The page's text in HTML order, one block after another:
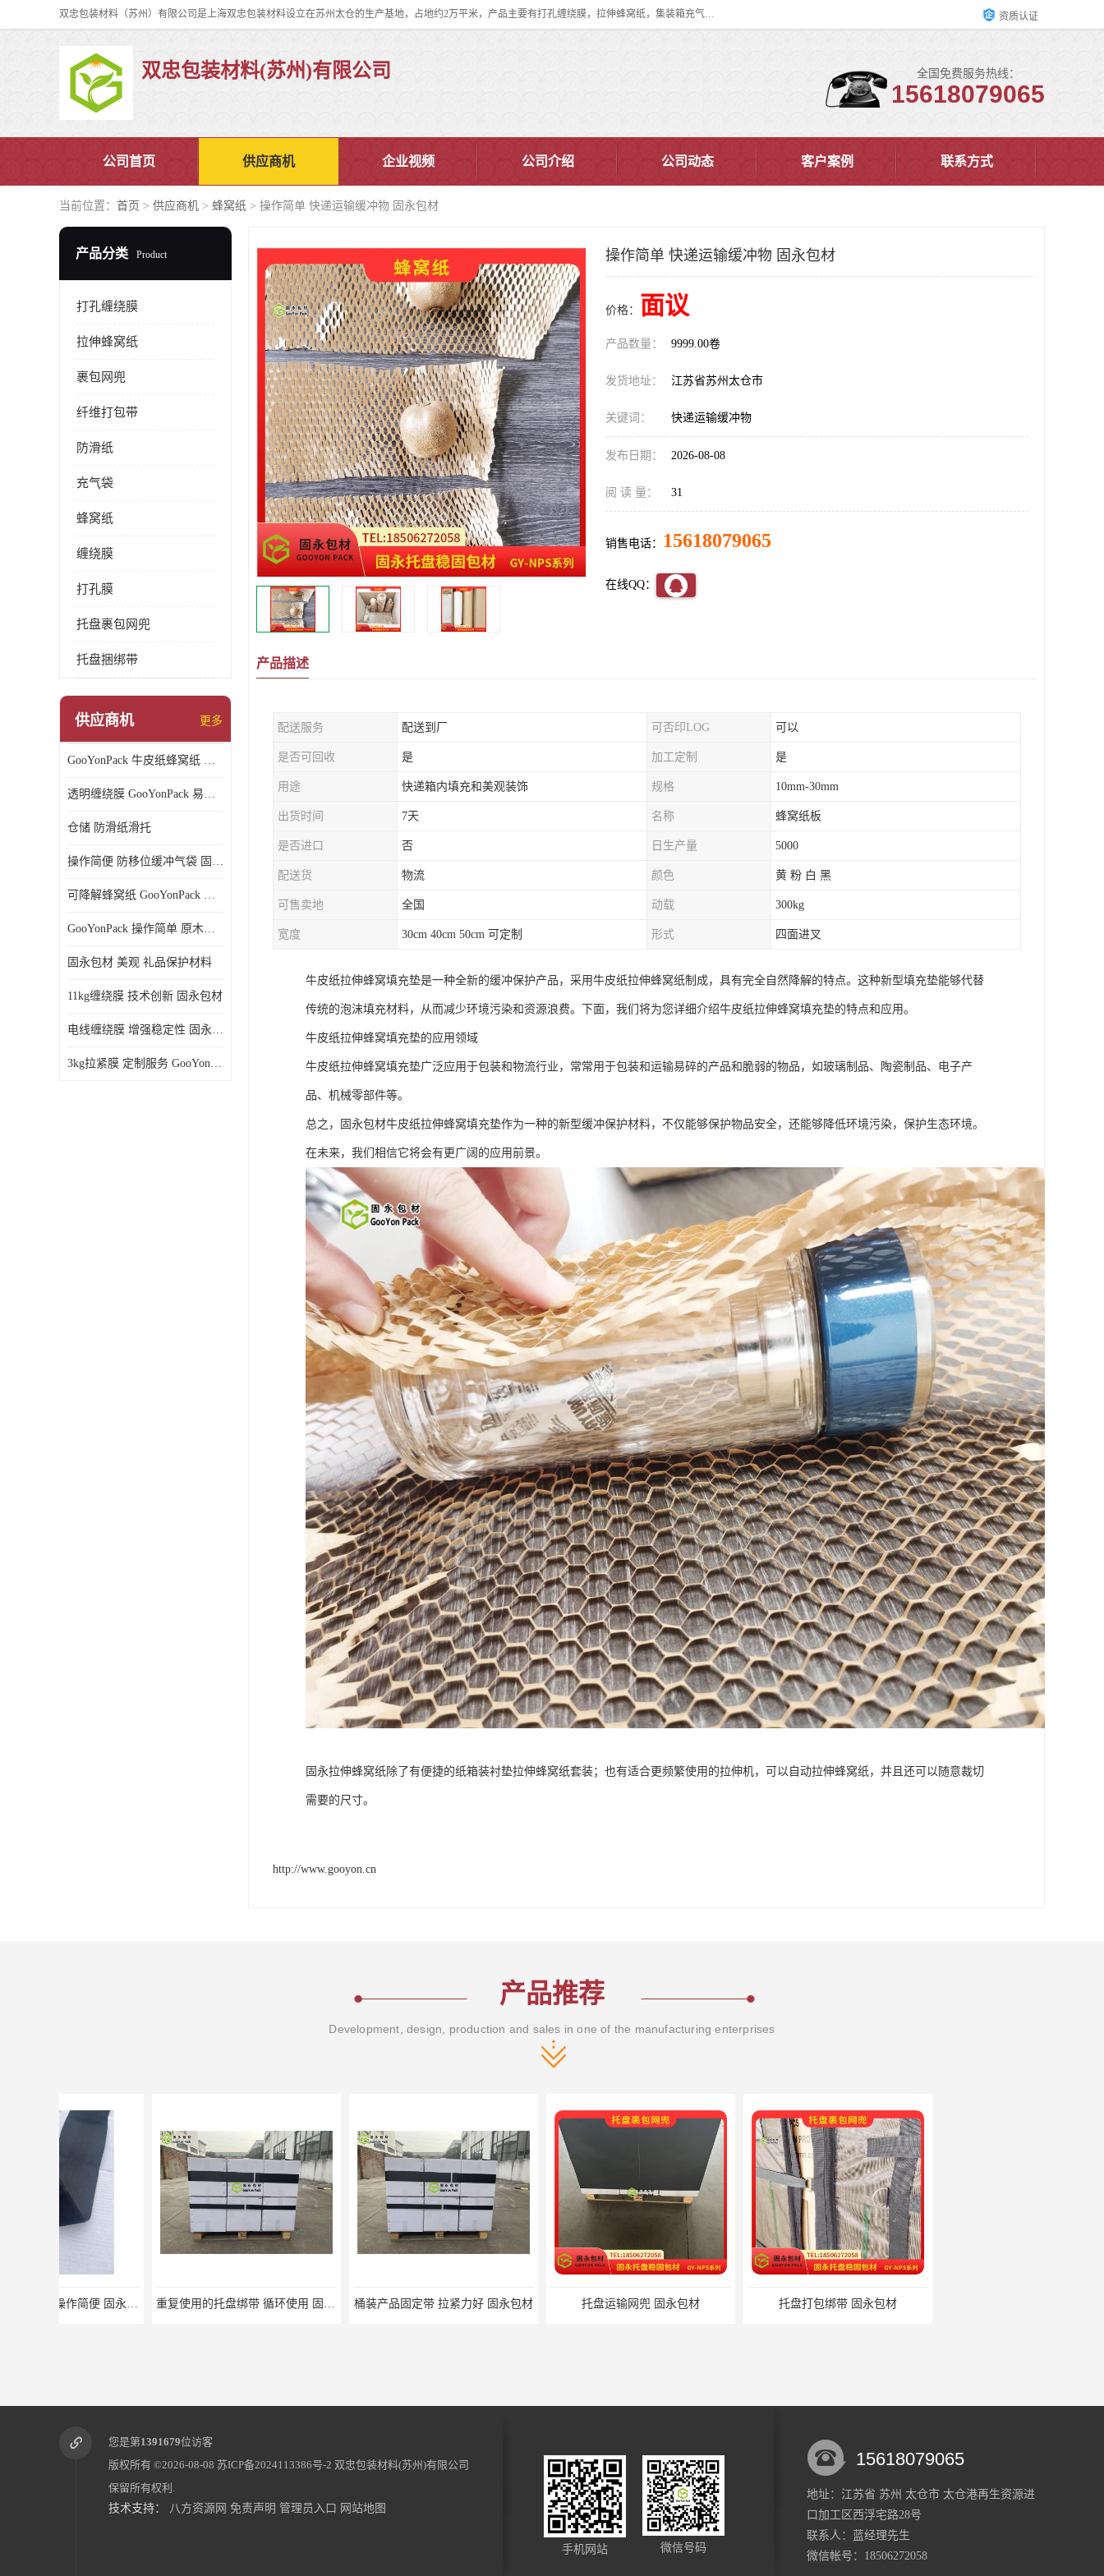
双忠包装材料（苏州）有限公司是上海双忠包装材料设立在苏州太仓的生产基地，占地约2万平米，产品主要有打孔缠绕膜，拉伸蜂窝纸，集装箱充气袋，滑托板，打包带，裹包网兜，防滑纸等箱体和托盘的运输和保护性包材。固永包材®，GooYon Pack®，是我们保护性包装材料的专属品牌。 资质认证
双忠包装材料(苏州)有限公司 全国免费服务热线：
15618079065
公司首页 供应商机 企业视频 公司介绍 公司动态 客户案例 联系方式
当前位置： 首页 > 供应商机 > 蜂窝纸 > 操作简单 快递运输缓冲物 固永包材
产品分类 Product
打孔缠绕膜
拉伸蜂窝纸
裹包网兜
纤维打包带
防滑纸
充气袋
蜂窝纸
缠绕膜
打孔膜
托盘裹包网兜
托盘捆绑带
供应商机 更多
GooYonPack 牛皮纸蜂窝纸 循环使用
透明缠绕膜 GooYonPack 易撕扯不残留
仓储 防滑纸滑托
操作简便 防移位缓冲气袋 固永包材
可降解蜂窝纸 GooYonPack 循环使用
GooYonPack 操作简单 原木浆蜂巢网格纸
固永包材 美观 礼品保护材料
11kg缠绕膜 技术创新 固永包材
电线缠绕膜 增强稳定性 固永包材
3kg拉紧膜 定制服务 GooYonPack
操作简单 快递运输缓冲物 固永包材
价格： 面议
产品数量： 9999.00卷
发货地址： 江苏省苏州太仓市
关键词： 快递运输缓冲物
发布日期： 2026-08-08
阅 读 量： 31
销售电话： 15618079065
在线QQ：
产品描述
配送服务 配送到厂 可否印LOG 可以
是否可回收 是 加工定制 是
用途 快递箱内填充和美观装饰 规格 10mm-30mm
出货时间 7天 名称 蜂窝纸板
是否进口 否 日生产量 5000
配送货 物流 颜色 黄 粉 白 黑
可售卖地 全国 动载 300kg
宽度 30cm 40cm 50cm 可定制 形式 四面进叉
牛皮纸拉伸蜂窝填充垫是一种全新的缓冲保护产品，采用牛皮纸拉伸蜂窝纸制成，具有完全自然降解的特点。这种新型填充垫能够代替
传统的泡沫填充材料，从而减少环境污染和资源浪费。下面，我们将为您详细介绍牛皮纸拉伸蜂窝填充垫的特点和应用。
牛皮纸拉伸蜂窝填充垫的应用领域
牛皮纸拉伸蜂窝填充垫广泛应用于包装和物流行业，常常用于包装和运输易碎的产品和脆弱的物品，如玻璃制品、陶瓷制品、电子产
品、机械零部件等。
总之，固永包材牛皮纸拉伸蜂窝填充垫作为一种的新型缓冲保护材料，不仅能够保护物品安全，还能够降低环境污染，保护生态环境。
在未来，我们相信它将会有更广阔的应用前景。
固永拉伸蜂窝纸除了有便捷的纸箱装衬垫拉伸蜂窝纸套装；也有适合更频繁使用的拉伸机，可以自动拉伸蜂窝纸，并且还可以随意裁切
需要的尺寸。
http://www.gooyon.cn
产品推荐
Development, design, production and sales in one of the manufacturing enterprises
重复使用的托盘绑带 循环使用 固永包材 桶装产品固定带 拉紧力好 固永包材 托盘运输网兜 固永包材 托盘打包绑带 固永包材 托盘裹包布兜 固永包材
电动蜂窝纸拉伸机 固永包材 化妆品装饰材料 固永包材
您是第1391679位访客
版权所有 ©2026-08-08 苏ICP备2024113386号-2 双忠包装材料(苏州)有限公司
保留所有权利.
技术支持：
八方资源网 免责声明 管理员入口 网站地图
手机网站 微信号码
15618079065
地址：江苏省 苏州 太仓市 太仓港再生资源进
口加工区西浮宅路28号
联系人：蓝经理先生
微信帐号：18506272058